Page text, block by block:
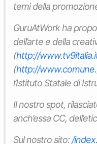
temi della
GuruAtWork ha
dell’arte e della
(http://
(http://
l’Istituto Statale di
Il nostro spot,
anch’essa CC,
Sul nostro sito:/